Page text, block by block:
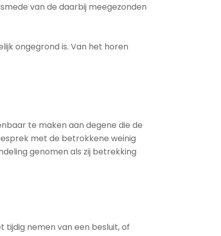
van de daarbij meegezonden
ongegrond is. Van het horen
te maken aan degene die de
met de betrokkene weinig
genomen als zij betrekking
nemen van een besluit, of